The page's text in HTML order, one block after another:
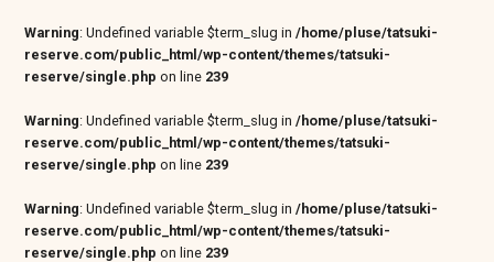
Warning: Undefined variable $term_slug in/home/pluse/tatsuki-
reserve.com/public_html/wp-content/themes/tatsuki-
reserve/single.php on line 239
Warning: Undefined variable $term_slug in/home/pluse/tatsuki-
reserve.com/public_html/wp-content/themes/tatsuki-
reserve/single.php on line 239
Warning: Undefined variable $term_slug in/home/pluse/tatsuki-
reserve.com/public_html/wp-content/themes/tatsuki-
reserve/single.php on line 239